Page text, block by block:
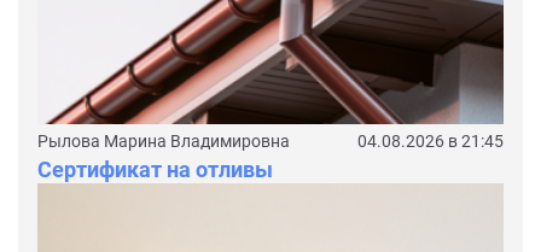
Рылова Марина Владимировна 04.08.2026 в 21:45
Сертификат на отливы